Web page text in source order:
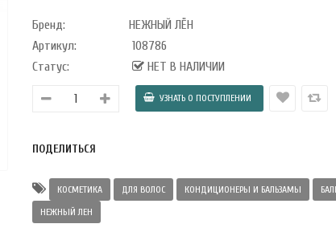
Бренд:
НЕЖНЫЙ ЛЁН
Артикул:
108786
Статус:
НЕТ В НАЛИЧИИ
ПОДЕЛИТЬСЯ
КОСМЕТИКА ДЛЯ ВОЛОС КОНДИЦИОНЕРЫ И БАЛЬЗАМЫ
НЕЖНЫЙ ЛЕН